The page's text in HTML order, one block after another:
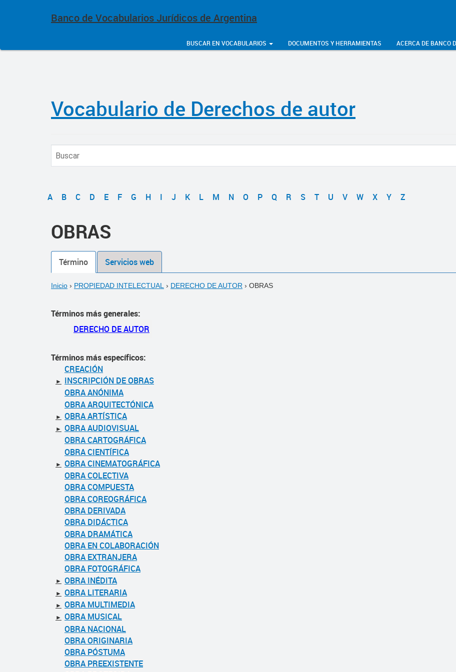
Banco de Vocabularios Jurídicos de Argentina
BUSCAR EN VOCABULARIOS DOCUMENTOS Y HERRAMIENTAS ACERCA DE BANCO
Vocabulario de Derechos de autor
A B C D E F G H I J K L M N O P Q R S T U V W X Y Z
OBRAS
Término Servicios web
Inicio › PROPIEDAD INTELECTUAL › DERECHO DE AUTOR › OBRAS
Términos más generales:
DERECHO DE AUTOR
Términos más específicos:
CREACIÓN
►
INSCRIPCIÓN DE OBRAS
OBRA ANÓNIMA
OBRA ARQUITECTÓNICA
► OBRA ARTÍSTICA
► OBRA AUDIOVISUAL
OBRA CARTOGRÁFICA
OBRA CIENTÍFICA
► OBRA CINEMATOGRÁFICA
OBRA COLECTIVA
OBRA COMPUESTA
OBRA COREOGRÁFICA
OBRA DERIVADA
OBRA DIDÁCTICA
OBRA DRAMÁTICA
OBRA EN COLABORACIÓN
OBRA EXTRANJERA
OBRA FOTOGRÁFICA
► OBRA INÉDITA
► OBRA LITERARIA
► OBRA MULTIMEDIA
► OBRA MUSICAL
OBRA NACIONAL
OBRA ORIGINARIA
OBRA PÓSTUMA
OBRA PREEXISTENTE